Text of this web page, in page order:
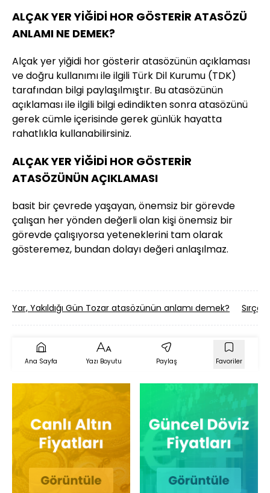
ALÇAK YER YİĞİDİ HOR GÖSTERİR ATASÖZÜ
ANLAMI NE DEMEK?
Alçak yer yiğidi hor gösterir atasözünün açıklaması
ve doğru kullanımı ile ilgili Türk Dil Kurumu (TDK)
tarafından bilgi paylaşılmıştır. Bu atasözünün
açıklaması ile ilgili bilgi edindikten sonra atasözünü
gerek cümle içerisinde gerek günlük hayatta
rahatlıkla kullanabilirsiniz.
ALÇAK YER YİĞİDİ HOR GÖSTERİR
ATASÖZÜNÜN AÇIKLAMASI
basit bir çevrede yaşayan, önemsiz bir görevde
çalışan her yönden değerli olan kişi önemsiz bir
görevde çalışıyorsa yeteneklerini tam olarak
gösteremez, bundan dolayı değeri anlaşılmaz.
Yar, Yakıldığı Gün Tozar atasözünün anlamı demek? Sırça
Ana Sayfa Yazı Boyutu Paylaş Favoriler